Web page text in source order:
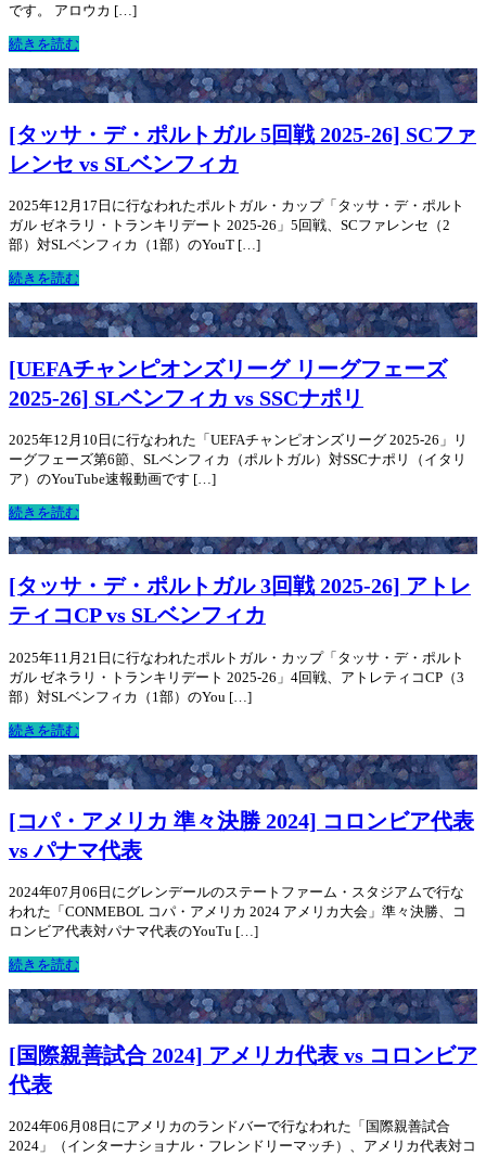
です。 アロウカ […]
続きを読む
[タッサ・デ・ポルトガル 5回戦 2025-26] SCファ
レンセ vs SLベンフィカ
2025年12月17日に行なわれたポルトガル・カップ「タッサ・デ・ポルト
ガル ゼネラリ・トランキリデート 2025-26」5回戦、SCファレンセ（2
部）対SLベンフィカ（1部）のYouT […]
続きを読む
[UEFAチャンピオンズリーグ リーグフェーズ
2025-26] SLベンフィカ vs SSCナポリ
2025年12月10日に行なわれた「UEFAチャンピオンズリーグ 2025-26」リ
ーグフェーズ第6節、SLベンフィカ（ポルトガル）対SSCナポリ（イタリ
ア）のYouTube速報動画です […]
続きを読む
[タッサ・デ・ポルトガル 3回戦 2025-26] アトレ
ティコCP vs SLベンフィカ
2025年11月21日に行なわれたポルトガル・カップ「タッサ・デ・ポルト
ガル ゼネラリ・トランキリデート 2025-26」4回戦、アトレティコCP（3
部）対SLベンフィカ（1部）のYou […]
続きを読む
[コパ・アメリカ 準々決勝 2024] コロンビア代表
vs パナマ代表
2024年07月06日にグレンデールのステートファーム・スタジアムで行な
われた「CONMEBOL コパ・アメリカ 2024 アメリカ大会」準々決勝、コ
ロンビア代表対パナマ代表のYouTu […]
続きを読む
[国際親善試合 2024] アメリカ代表 vs コロンビア
代表
2024年06月08日にアメリカのランドバーで行なわれた「国際親善試合
2024」（インターナショナル・フレンドリーマッチ）、アメリカ代表対コ